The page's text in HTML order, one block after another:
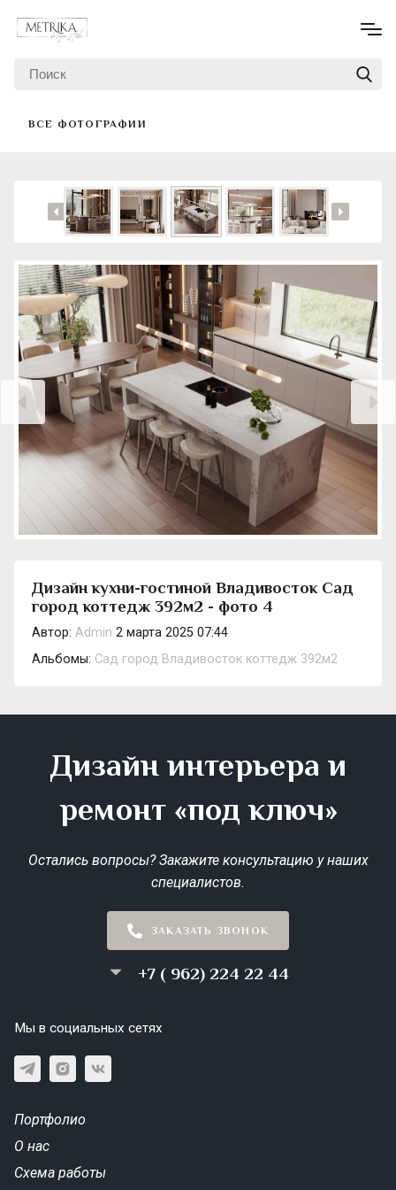
ВСЕ ФОТОГРАФИИ
Дизайн кухни-гостиной Владивосток Сад
город коттедж 392м2 - фото 4
Автор: Admin 2 марта 2025 07:44
Альбомы: Сад город Владивосток коттедж 392м2
Дизайн интерьера и
ремонт «под ключ»
Остались вопросы? Закажите консультацию у наших
специалистов.
ЗАКАЗАТЬ ЗВОНОК
+7 ( 962) 224 22 44
Мы в социальных сетях
Портфолио
О нас
Схема работы